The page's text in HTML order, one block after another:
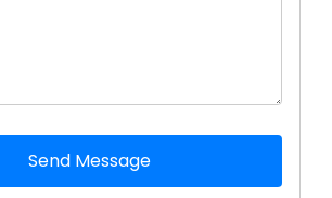
Send Message